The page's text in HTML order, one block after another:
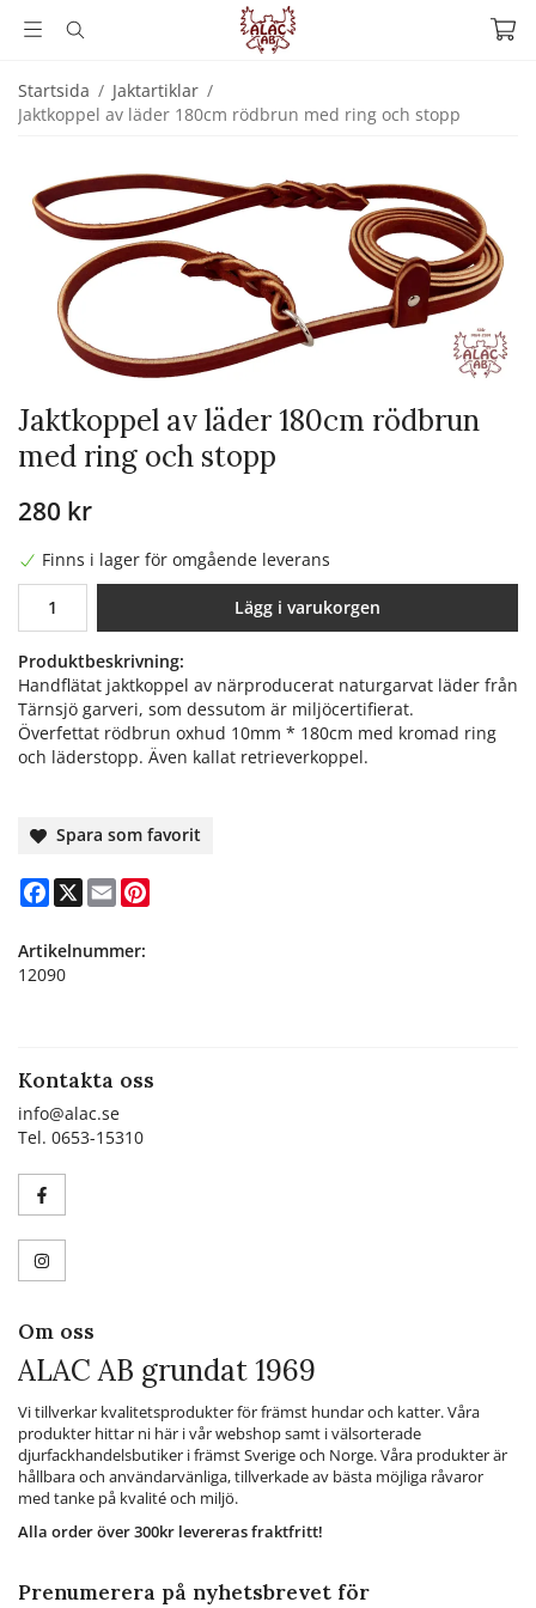
Startsida / Jaktartiklar /
Jaktkoppel av läder 180cm rödbrun med ring och stopp
Jaktkoppel av läder 180cm rödbrun
med ring och stopp
280 kr
Finns i lager för omgående leverans
Lägg i varukorgen
Produktbeskrivning:
Handflätat jaktkoppel av närproducerat naturgarvat läder från
Tärnsjö garveri, som dessutom är miljöcertifierat.
Överfettat rödbrun oxhud 10mm * 180cm med kromad ring
och läderstopp. Även kallat retrieverkoppel.
Spara som favorit
Facebook
X Email
Artikelnummer:
12090
Kontakta oss
info@alac.se
Tel. 0653-15310
Om oss
ALAC AB grundat 1969
Vi tillverkar kvalitetsprodukter för främst hundar och katter. Våra
produkter hittar ni här i vår webshop samt i välsorterade
djurfackhandelsbutiker i främst Sverige och Norge. Våra produkter är
hållbara och användarvänliga, tillverkade av bästa möjliga råvaror
med tanke på kvalité och miljö.
Alla order över 300kr levereras fraktfritt!
Prenumerera på nyhetsbrevet för